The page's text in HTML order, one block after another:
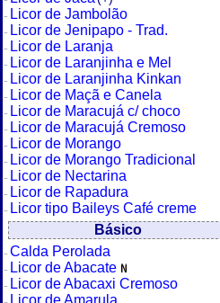
Licor de Jambolão
Licor de Jenipapo - Trad.
Licor de Laranja
Licor de Laranjinha e Mel
Licor de Laranjinha Kinkan
Licor de Maçã e Canela
Licor de Maracujá c/ choco
Licor de Maracujá Cremoso
Licor de Morango
Licor de Morango Tradicional
Licor de Nectarina
Licor de Rapadura
Licor tipo Baileys Café creme
Básico
Calda Perolada
Licor de Abacate
Licor de Abacaxi Cremoso
Licor de Amarula